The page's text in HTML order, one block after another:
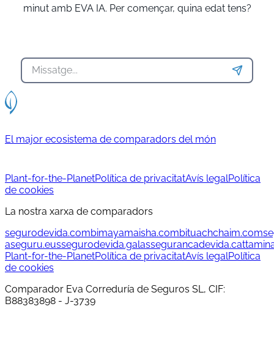
minut amb EVA IA. Per començar, quina edat tens?
El major ecosistema de comparadors del món
Plant-for-the-PlanetPolítica de privacitatAvís legalPolítica
de cookies
La nostra xarxa de comparadors
segurodevida.combimayamaisha.combituachchaim.com
aseguru.eussegurodevida.galassegurancadevida.cat
Plant-for-the-PlanetPolítica de privacitatAvís legalPolítica
de cookies
Comparador Eva Correduría de Seguros SL, CIF:
B88383898 - J-3739